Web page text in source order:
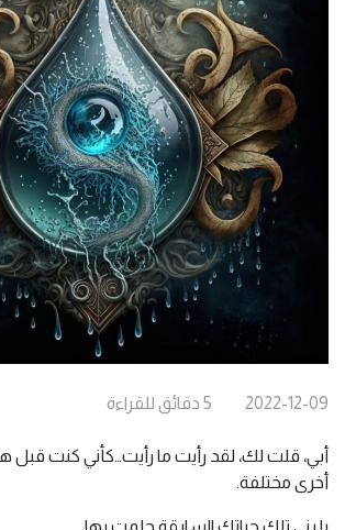
2022-12-09
5 دقائق للقراءة
أبي، قلت لك، لقد رأيت ما رأيت…كأني كنت قبل
أخرى مختلفة.
يا بني تلك حياتك السابقة حلمت بها.